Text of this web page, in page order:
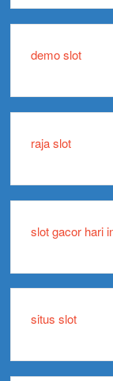
demo slot
raja slot
slot gacor hari
situs slot